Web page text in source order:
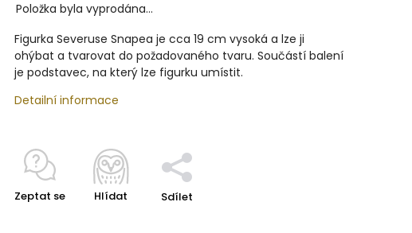
Položka byla vyprodána…
Figurka Severuse Snapea je cca 19 cm vysoká a lze ji
ohýbat a tvarovat do požadovaného tvaru. Součástí balení
je podstavec, na který lze figurku umístit.
Detailní informace
Zeptat se Hlídat Sdílet